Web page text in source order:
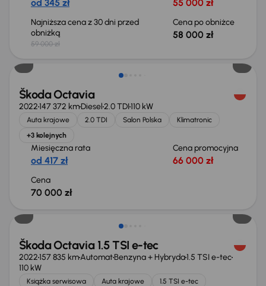
od 345 zł 55 000 zł
Najniższa cena z 30 dni przed
obniżką
59 000 zł
Cena po obniżce
58 000 zł
Škoda Octavia
2022147 372 kmDiesel2.0 TDI110 kW
Auta krajowe 2.0 TDI Salon Polska
Klimatronic
+3 kolejnych
Miesięczna rata
od 417 zł
Cena promocyjna
66 000 zł
Cena
70 000 zł
Škoda Octavia 1.5 TSI e-tec
2022157 835 kmAutomatBenzyna + Hybryda1.5 TSI e-tec
110 kW
Książka serwisowa Auta krajowe
1.5 TSI e-tec